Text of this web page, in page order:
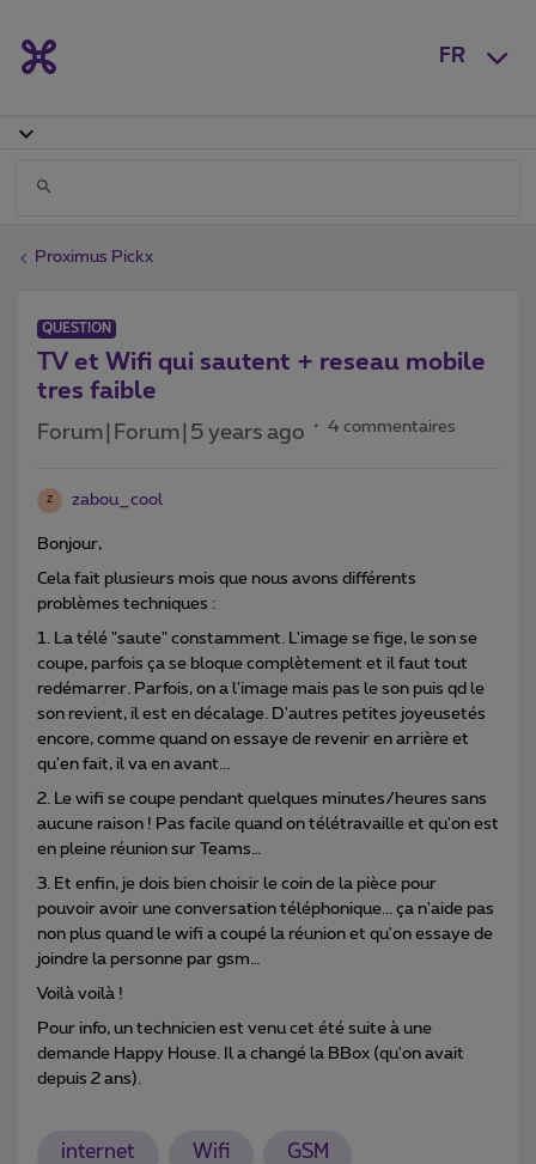
FR
Proximus Pickx
QUESTION
TV et Wifi qui sautent + reseau mobile
tres faible
Forum|Forum|5 years ago 4 commentaires
Z zabou_cool
Bonjour,
Cela fait plusieurs mois que nous avons différents
problèmes techniques :
1. La télé "saute" constamment. L'image se fige, le son se
coupe, parfois ça se bloque complètement et il faut tout
redémarrer. Parfois, on a l'image mais pas le son puis qd le
son revient, il est en décalage. D'autres petites joyeusetés
encore, comme quand on essaye de revenir en arrière et
qu'en fait, il va en avant...
2. Le wifi se coupe pendant quelques minutes/heures sans
aucune raison ! Pas facile quand on télétravaille et qu'on est
en pleine réunion sur Teams…
3. Et enfin, je dois bien choisir le coin de la pièce pour
pouvoir avoir une conversation téléphonique... ça n'aide pas
non plus quand le wifi a coupé la réunion et qu'on essaye de
joindre la personne par gsm…
Voilà voilà !
Pour info, un technicien est venu cet été suite à une
demande Happy House. Il a changé la BBox (qu'on avait
depuis 2 ans).
internet Wifi GSM